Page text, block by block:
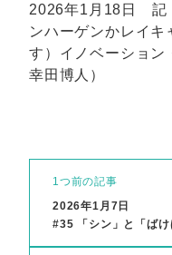
2026年1月18日 記
ンハーゲンかレイ
す）イノベーショ
幸田博人）
1つ前の記事
2026年1月7日
#35 「シン」と「ばけ